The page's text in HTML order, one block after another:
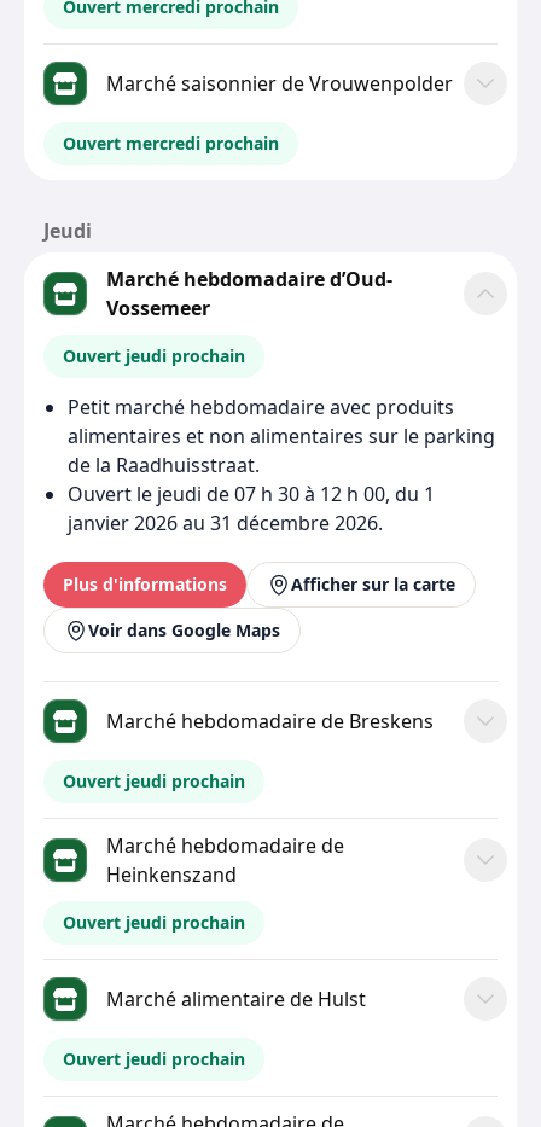
Ouvert mercredi prochain
Marché saisonnier de Vrouwenpolder
Ouvert mercredi prochain
Jeudi
Marché hebdomadaire d’Oud-
Vossemeer
Ouvert jeudi prochain
Petit marché hebdomadaire avec produits
alimentaires et non alimentaires sur le parking
de la Raadhuisstraat.
Ouvert le jeudi de 07 h 30 à 12 h 00, du 1
janvier 2026 au 31 décembre 2026.
Plus d'informations
Afficher sur la carte
Voir dans Google Maps
Marché hebdomadaire de Breskens
Ouvert jeudi prochain
Marché hebdomadaire de
Heinkenszand
Ouvert jeudi prochain
Marché alimentaire de Hulst
Ouvert jeudi prochain